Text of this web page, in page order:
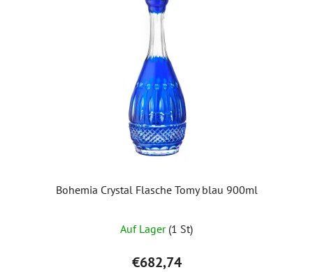
Bohemia Crystal Flasche Tomy blau 900ml
Auf Lager (1 St)
€682,74